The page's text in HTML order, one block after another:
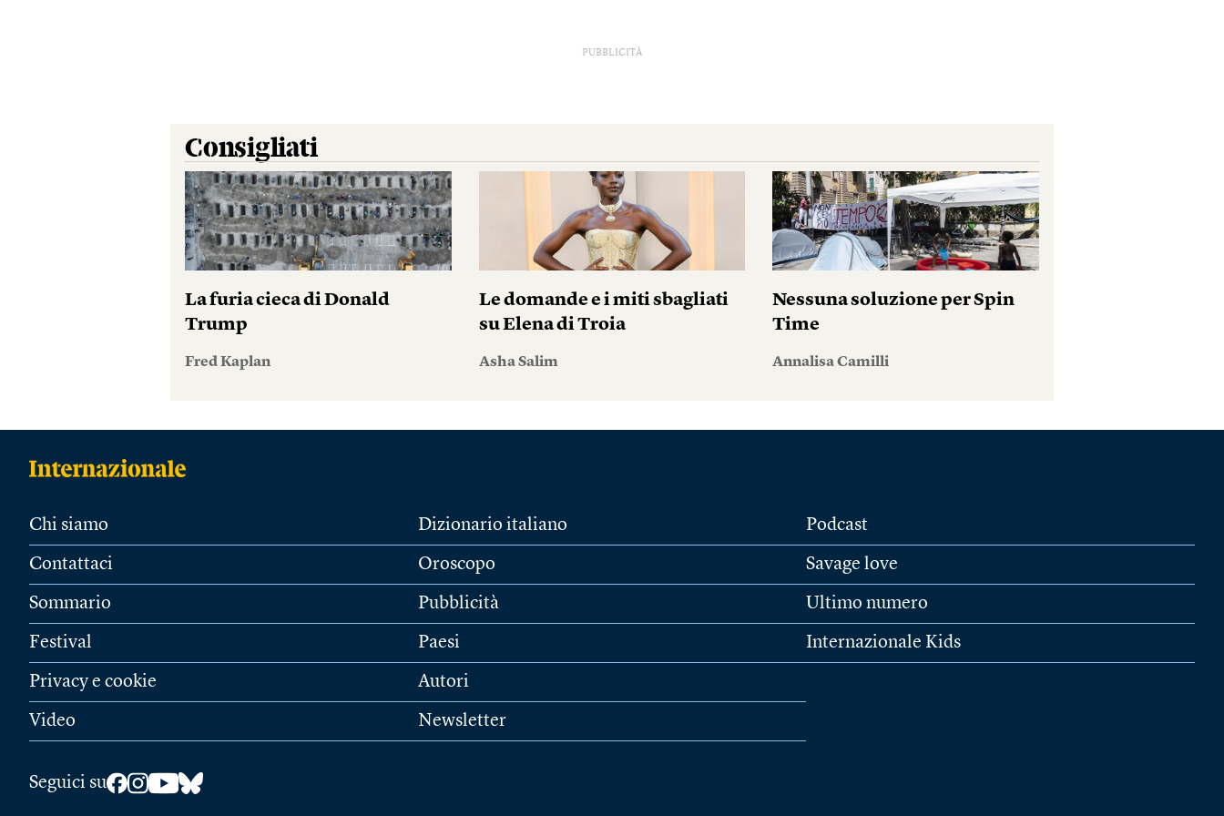
PUBBLICITÀ
Consigliati
La furia cieca di Donald
Trump
Fred Kaplan
Le domande e i miti sbagliati
su Elena di Troia
Asha Salim
Nessuna soluzione per Spin
Time
Annalisa Camilli
Chi siamo
Contattaci
Sommario
Festival
Privacy e cookie
Video
Dizionario italiano
Oroscopo
Pubblicità
Paesi
Autori
Newsletter
Podcast
Savage love
Ultimo numero
Internazionale Kids
Seguici su